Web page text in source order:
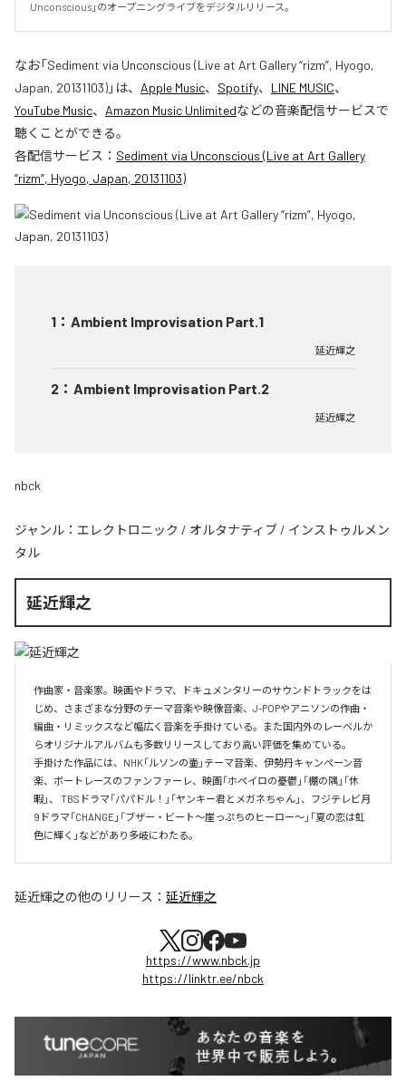
Unconscious」のオープニングライブをデジタルリリース。
なお「Sediment via Unconscious (Live at Art Gallery “rizm”, Hyogo,
Japan, 20131103)」は、 Apple Music、 Spotify、 LINE MUSIC、
YouTube Music、 Amazon Music Unlimitedなどの音楽配信サービスで
聴くことができる。
各配信サービス： Sediment via Unconscious (Live at Art Gallery
“rizm”, Hyogo, Japan, 20131103)
1 ： Ambient Improvisation Part.1
延近輝之
2 ： Ambient Improvisation Part.2
延近輝之
nbck
ジャンル： エレクトロニック / オルタナティブ / インストゥルメン
タル
延近輝之
作曲家・音楽家。映画やドラマ、ドキュメンタリーのサウンドトラックをは
じめ、さまざまな分野のテーマ音楽や映像音楽、J-POPやアニソンの作曲・
編曲・リミックスなど幅広く音楽を手掛けている。また国内外のレーベルか
らオリジナルアルバムも多数リリースしており高い評価を集めている。
手掛けた作品には、NHK「ルソンの壷」テーマ音楽、伊勢丹キャンペーン音
楽、ボートレースのファンファーレ、映画「ホペイロの憂鬱」「棚の隅」「休
暇」、 TBSドラマ「パパドル！」「ヤンキー君とメガネちゃん」、フジテレビ月
9ドラマ「CHANGE」「ブザー・ビート～崖っぷちのヒーロー～」「夏の恋は虹
色に輝く」などがあり多岐にわたる。
延近輝之の他のリリース： 延近輝之
https://www.nbck.jp
https://linktr.ee/nbck